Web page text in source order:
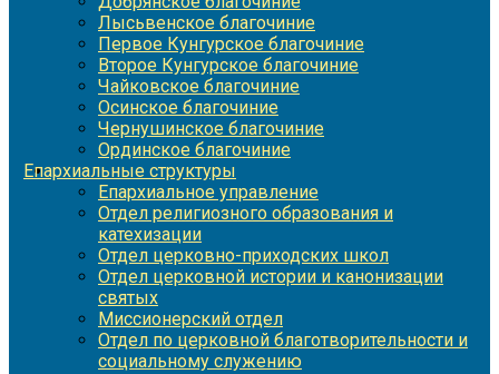
Лысьвенское благочиние
Первое Кунгурское благочиние
Второе Кунгурское благочиние
Чайковское благочиние
Осинское благочиние
Чернушинское благочиние
Ординское благочиние
Епархиальные структуры
Епархиальное управление
Отдел религиозного образования и
катехизации
Отдел церковно-приходских школ
Отдел церковной истории и канонизации
святых
Миссионерский отдел
Отдел по церковной благотворительности и
социальному служению